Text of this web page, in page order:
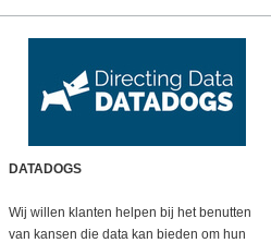
DATADOGS
Wij willen klanten helpen bij het benutten
van kansen die data kan bieden om hun